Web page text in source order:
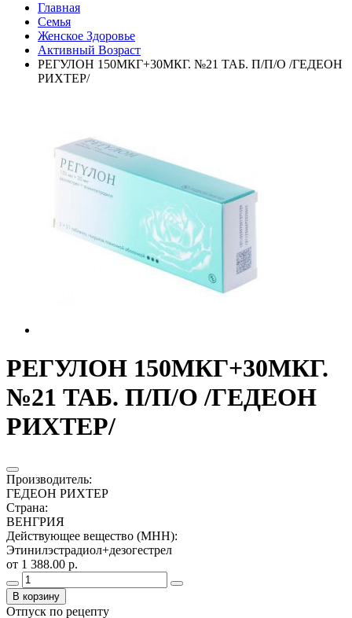
Главная
Семья
Женское Здоровье
Активный Возраст
РЕГУЛОН 150МКГ+30МКГ. №21 ТАБ. П/П/О /ГЕДЕОН
РИХТЕР/
РЕГУЛОН 150МКГ+30МКГ.
№21 ТАБ. П/П/О /ГЕДЕОН
РИХТЕР/
Производитель:
ГЕДЕОН РИХТЕР
Страна:
ВЕНГРИЯ
Действующее вещество (МНН):
Этинилэстрадиол+дезогестрел
от 1 388.00 р.
В корзину
Отпуск по рецепту